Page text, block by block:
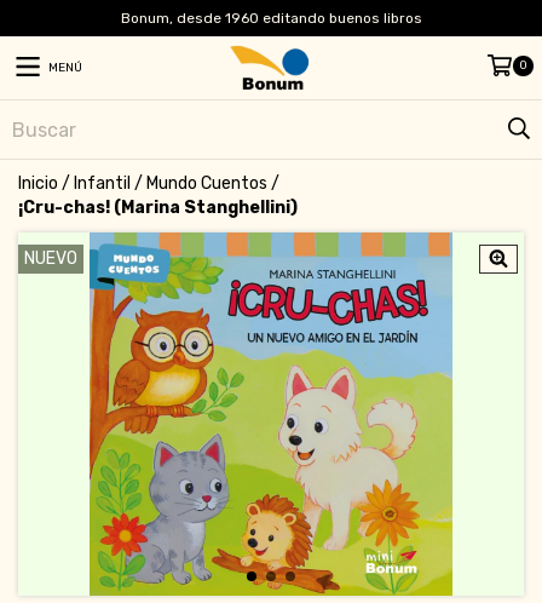
Bonum, desde 1960 editando buenos libros
MENÚ 0
Inicio / Infantil / Mundo Cuentos /
¡Cru-chas! (Marina Stanghellini)
NUEVO